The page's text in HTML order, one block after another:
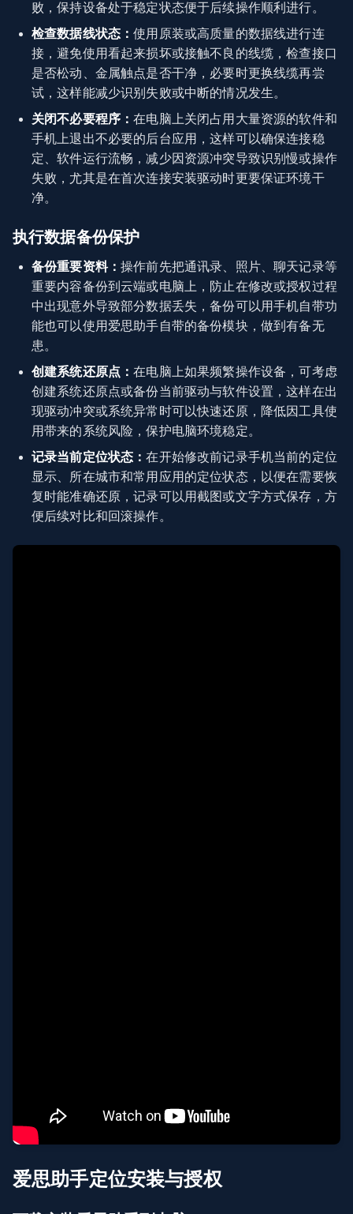
败，保持设备处于稳定状态便于后续操作顺利进行。
检查数据线状态：使用原装或高质量的数据线进行连
接，避免使用看起来损坏或接触不良的线缆，检查接口
是否松动、金属触点是否干净，必要时更换线缆再尝
试，这样能减少识别失败或中断的情况发生。
关闭不必要程序：在电脑上关闭占用大量资源的软件和
手机上退出不必要的后台应用，这样可以确保连接稳
定、软件运行流畅，减少因资源冲突导致识别慢或操作
失败，尤其是在首次连接安装驱动时更要保证环境干
净。
执行数据备份保护
备份重要资料：操作前先把通讯录、照片、聊天记录等
重要内容备份到云端或电脑上，防止在修改或授权过程
中出现意外导致部分数据丢失，备份可以用手机自带功
能也可以使用爱思助手自带的备份模块，做到有备无
患。
创建系统还原点：在电脑上如果频繁操作设备，可考虑
创建系统还原点或备份当前驱动与软件设置，这样在出
现驱动冲突或系统异常时可以快速还原，降低因工具使
用带来的系统风险，保护电脑环境稳定。
记录当前定位状态：在开始修改前记录手机当前的定位
显示、所在城市和常用应用的定位状态，以便在需要恢
复时能准确还原，记录可以用截图或文字方式保存，方
便后续对比和回滚操作。
爱思助手定位安装与授权